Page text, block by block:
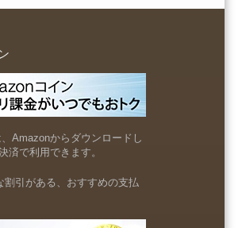
Amazonからダウンロードし
済で利用できます。
割引がある、おすすめの支払